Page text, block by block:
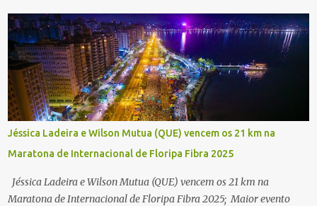
Jéssica Ladeira e Wilson Mutua (QUE) vencem os 21 km na
Maratona de Internacional de Floripa Fibra 2025
Jéssica Ladeira e Wilson Mutua (QUE) vencem os 21 km na
Maratona de Internacional de Floripa Fibra 2025; Maior evento